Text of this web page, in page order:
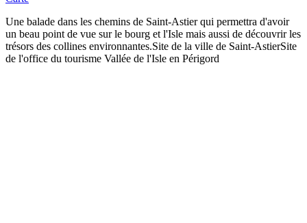
Une balade dans les chemins de Saint-Astier qui permettra d'avoir
un beau point de vue sur le bourg et l'Isle mais aussi de découvrir les
trésors des collines environnantes.Site de la ville de Saint-AstierSite
de l'office du tourisme Vallée de l'Isle en Périgord